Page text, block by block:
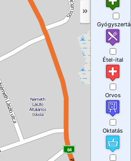
Étel-ital
Orvos
Oktatás